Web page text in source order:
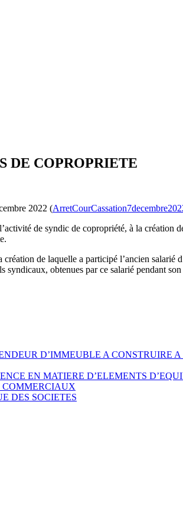
DE COPROPRIETE
2022 (
de syndic de copropriété, à la création
de laquelle a participé l’ancien
syndicaux, obtenues par ce salarié pendant
D’IMMEUBLE A CONSTRUIRE
EN MATIERE D’ELEMENTS
DES SOCIETES